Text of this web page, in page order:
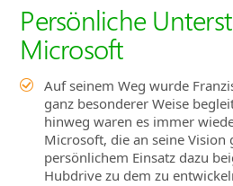
Persönliche
Microsoft
Auf seinem Weg wurde
ganz besonderer Weise
hinweg waren es immer
Microsoft, die an seine
persönlichem Einsatz dazu
Hubdrive zu dem zu